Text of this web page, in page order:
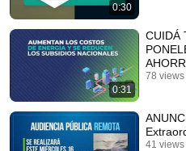
0:30
0:31
CUIDÁ
78 views
41 views